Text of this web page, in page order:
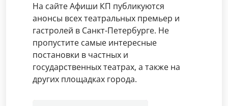
На сайте Афиши КП публикуются
анонсы всех театральных премьер и
гастролей в Санкт-Петербурге. Не
пропустите самые интересные
постановки в частных и
государственных театрах, а также на
других площадках города.